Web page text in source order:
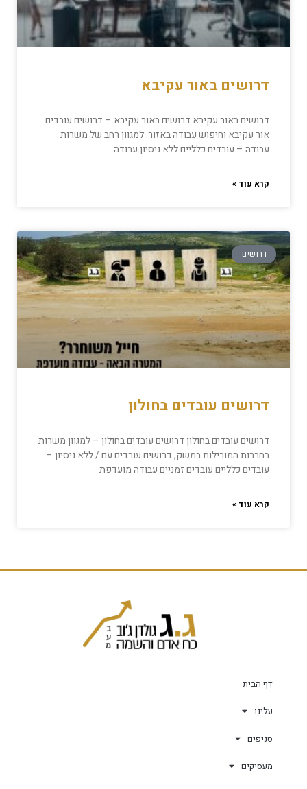
דרושים באור עקיבא
דרושים באור עקיבא דרושים באור עקיבא – דרושים עובדים
אור עקיבא וחיפוש עבודה באזור. למגוון רחב של משרות
עבודה – עובדים כלליים ללא ניסיון עבודה
קרא עוד »
דרושים
דרושים עובדים בחולון
דרושים עובדים בחולון דרושים עובדים בחולון – למגוון משרות
בחברות המובילות במשק, דרושים עובדים עם / ללא ניסיון –
עובדים כלליים עובדים זמניים עבודה מועדפת
קרא עוד »
דף הבית
עלינו
סניפים
מעסיקים